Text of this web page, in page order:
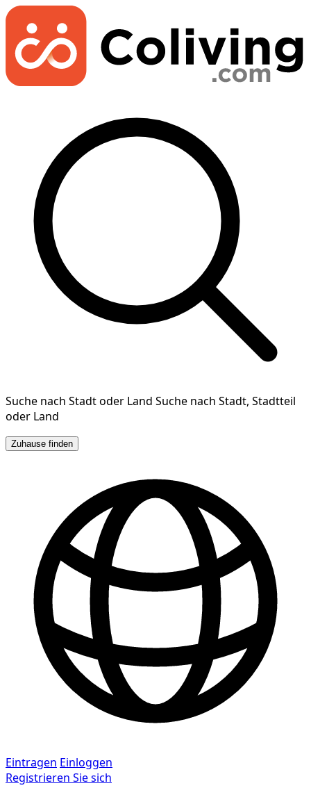
Suche nach Stadt oder Land Suche nach Stadt, Stadtteil
oder Land
Zuhause finden
Eintragen Einloggen
Registrieren Sie sich